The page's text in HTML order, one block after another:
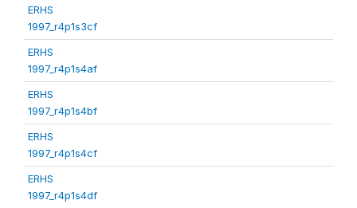
ERHS
1997_r4p1s3cf
ERHS
1997_r4p1s4af
ERHS
1997_r4p1s4bf
ERHS
1997_r4p1s4cf
ERHS
1997_r4p1s4df